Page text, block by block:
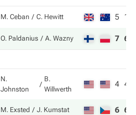
M. Ceban C. Hewitt 5 1
O. Paldanius A. Wazny 7 6
N.
Johnston
B.
Willwerth
4 4
M. Exsted J. Kumstat 6 6